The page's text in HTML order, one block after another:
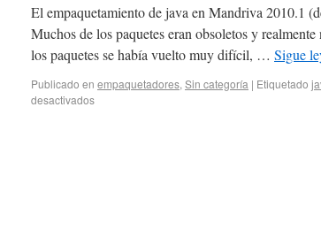
El empaquetamiento de java en Mandriva 2010.1
Muchos de los paquetes eran obsoletos y
los paquetes se había vuelto muy difícil, … Sigue
Publicado en empaquetadores, Sin categoría | Etiquetado
desactivados